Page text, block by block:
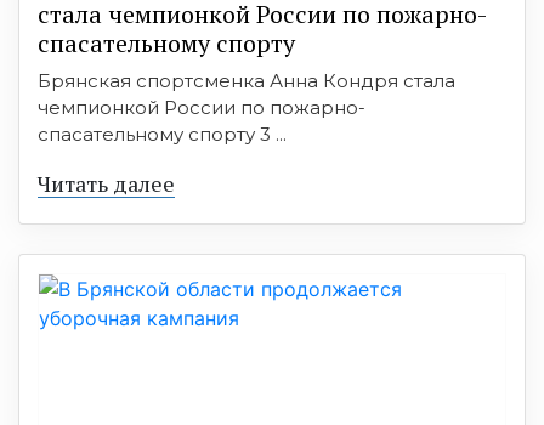
стала чемпионкой России по пожарно-
спасательному спорту
Брянская спортсменка Анна Кондря стала
чемпионкой России по пожарно-
спасательному спорту 3 ...
Читать далее